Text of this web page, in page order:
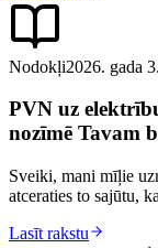
Nodokļi2026. gada
PVN uz
nozīmē Tavam
Sveiki, mani mīļie
atceraties to sajūtu,
Lasīt rakstu